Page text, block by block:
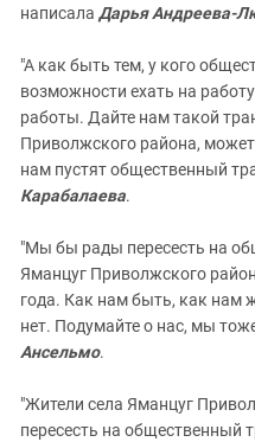
написала Дарья Андреева-
"А как быть тем, у кого
возможности ехать на
работы. Дайте нам такой
Приволжского района,
нам пустят общественный
Карабалаева.
"Мы бы рады пересесть на
Яманцуг Приволжского
года. Как нам быть, как нам
нет. Подумайте о нас, мы
Ансельмо.
"Жители села Яманцуг
пересесть на общественный